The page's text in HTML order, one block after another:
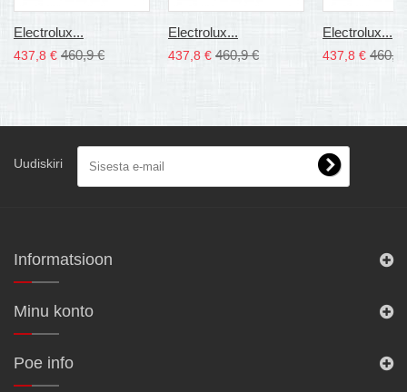
Electrolux...
437,8 € 460,9 €
Electrolux...
437,8 € 460,9 €
Electrolux...
437,8 € 460,9
Uudiskiri
Informatsioon
Minu konto
Poe info